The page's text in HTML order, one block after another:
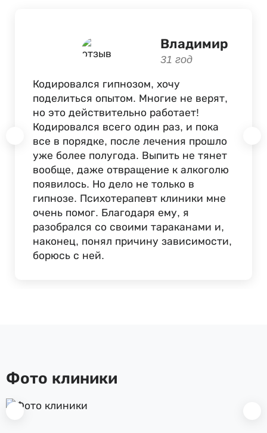
Владимир
31 год
Кодировался гипнозом, хочу
поделиться опытом. Многие не верят,
но это действительно работает!
Кодировался всего один раз, и пока
все в порядке, после лечения прошло
уже более полугода. Выпить не тянет
вообще, даже отвращение к алкоголю
появилось. Но дело не только в
гипнозе. Психотерапевт клиники мне
очень помог. Благодаря ему, я
разобрался со своими тараканами и,
наконец, понял причину зависимости,
борюсь с ней.
Фото клиники